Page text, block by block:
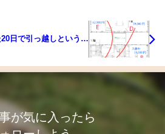
20日で引っ越しという…
が気に入ったら